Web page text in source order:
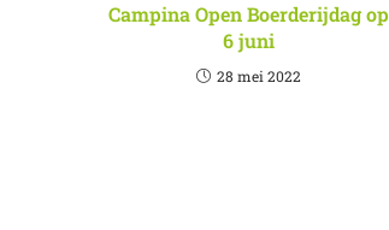
Campina Open Boerderijdag op
6 juni
28 mei 2022